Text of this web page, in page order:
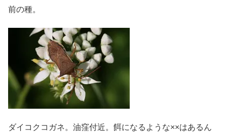
前の種。
ダイコクコガネ。油窪付近。餌になるような××はあるん